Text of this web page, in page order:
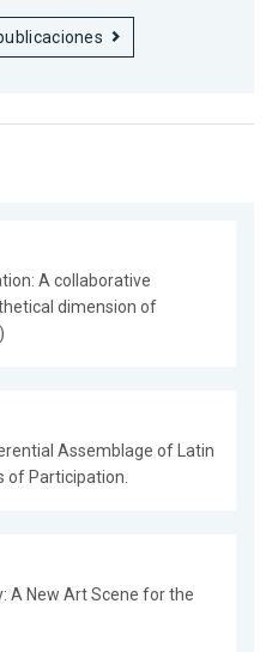
A collaborative
dimension of
Assemblage of Latin
of Participation.
A New Art Scene for the